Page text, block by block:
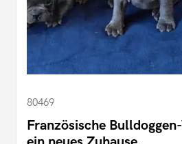
80469
Französische